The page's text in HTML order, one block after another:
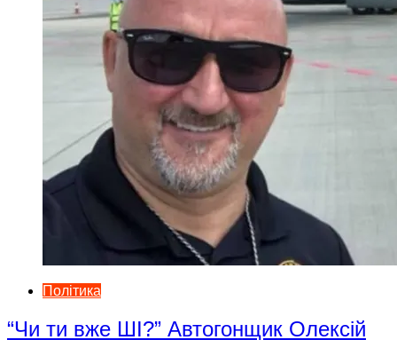
Політика
“Чи ти вже ШІ?” Автогонщик Олексій